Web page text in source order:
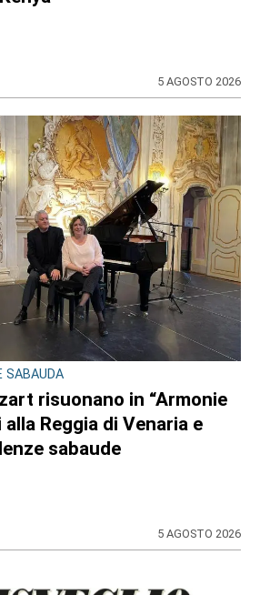
Araudo, storica colonna
6 AGOSTO 2026
POCHE ORE
a Cuorgnè e Ciriè: la
Carabinieri salva un